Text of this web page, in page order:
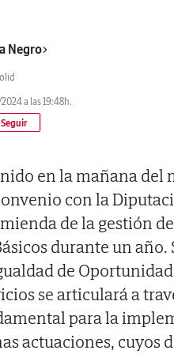
Negro
a las 19:48h.
en la mañana del
con la
de la gestión
durante un
de
se articulará a
para la
actuaciones, cuyos